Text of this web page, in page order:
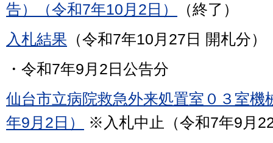
告）（令和7年10月2日）
（終了）
入札結果 （令和7年10月27日 開札分）
・令和7年9月2日公告分
仙台市立病院救急外来処置室０３室機
年9月2日）
※入札中止（令和7年9月